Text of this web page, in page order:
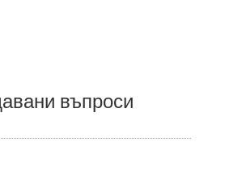
въпроси